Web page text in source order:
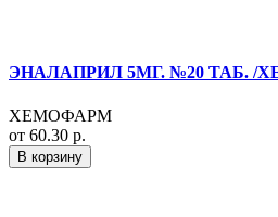
ЭНАЛАПРИЛ 5МГ. №20 ТАБ. /
ХЕМОФАРМ
от 60.30 р.
В корзину